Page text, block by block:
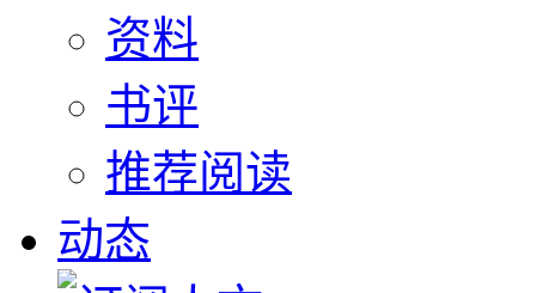
资料
书评
推荐阅读
动态